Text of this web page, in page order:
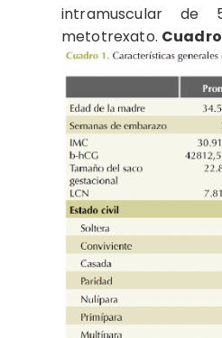
intramuscular de
metotrexato. Cuadro